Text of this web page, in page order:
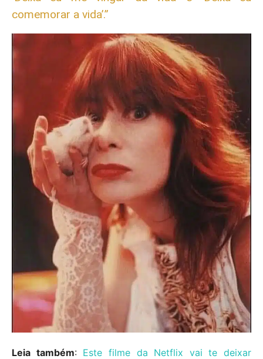
comemorar a vida’.”
Leia também: Este filme da Netflix vai te deixar